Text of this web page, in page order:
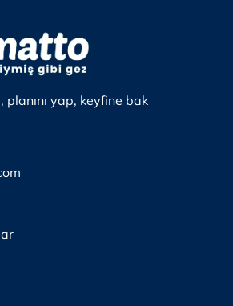
planını yap, keyfine bak